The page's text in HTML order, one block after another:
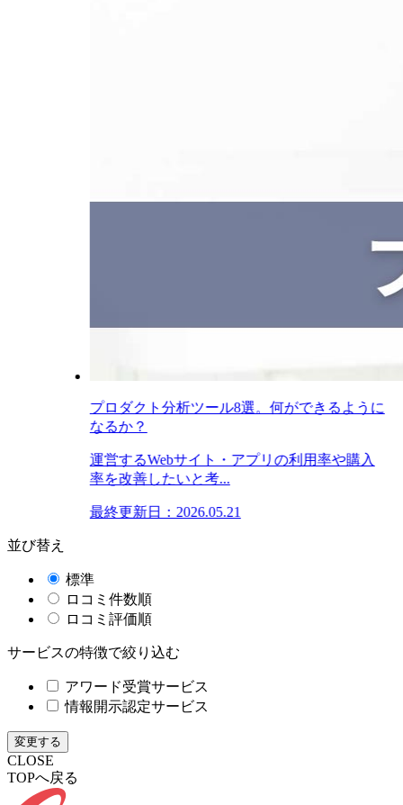
プロダクト分析ツール8選。何ができるように
なるか？
運営するWebサイト・アプリの利用率や購入
率を改善したいと考...
最終更新日：2026.05.21
並び替え
標準
ロコミ件数順
ロコミ評価順
サービスの特徴で絞り込む
アワード受賞サービス
情報開示認定サービス
変更する
CLOSE
TOPへ戻る